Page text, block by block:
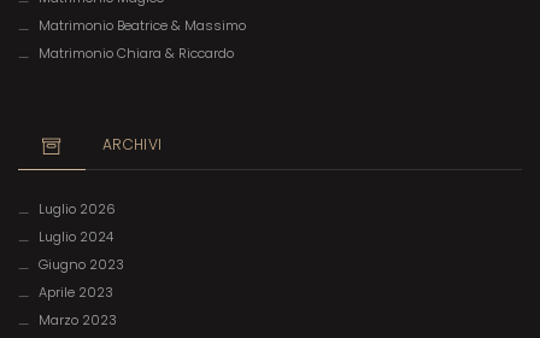
Matrimonio Beatrice & Massimo
Matrimonio Chiara & Riccardo
ARCHIVI
Luglio 2026
Luglio 2024
Giugno 2023
Aprile 2023
Marzo 2023